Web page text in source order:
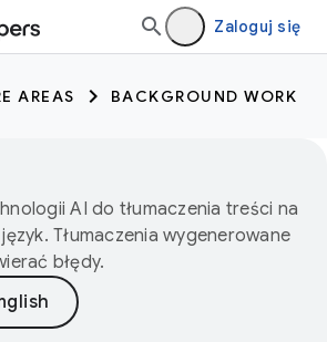
Zaloguj się
AREAS BACKGROUND WORK
AI do tłumaczenia treści na
Tłumaczenia wygenerowane
błędy.